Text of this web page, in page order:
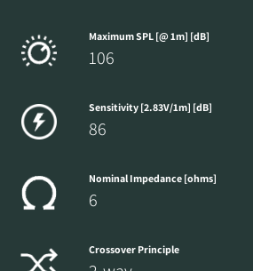
Maximum SPL [@ 1m] [dB]
106
Sensitivity [2.83V/1m] [dB]
86
Nominal Impedance [ohms]
6
Crossover Principle